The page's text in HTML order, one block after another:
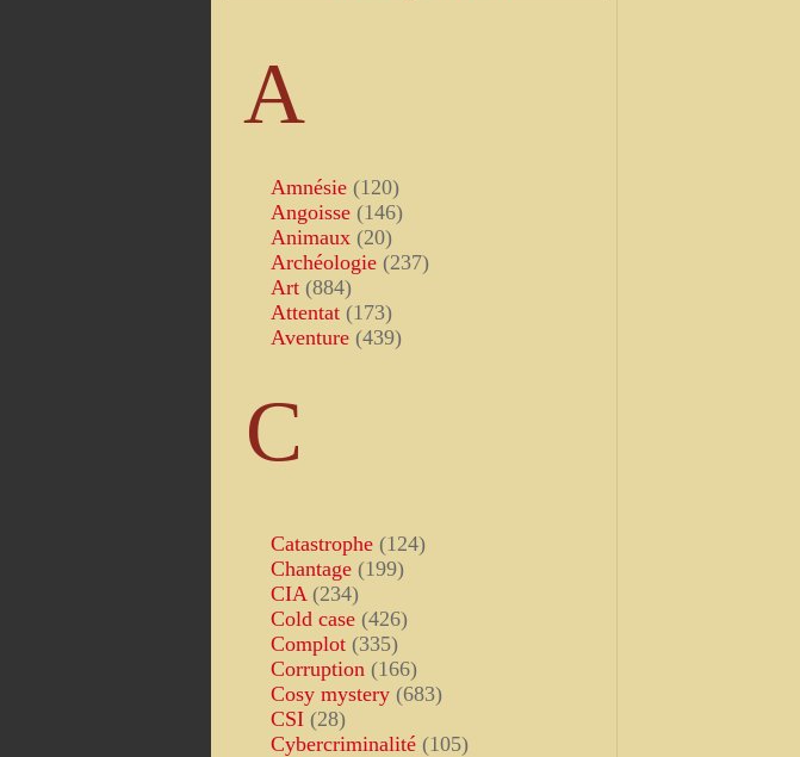
A
Amnésie (120)
Angoisse (146)
Animaux (20)
Archéologie (237)
Art (884)
Attentat (173)
Aventure (439)
C
Catastrophe (124)
Chantage (199)
CIA (234)
Cold case (426)
Complot (335)
Corruption (166)
Cosy mystery (683)
CSI (28)
Cybercriminalité (105)